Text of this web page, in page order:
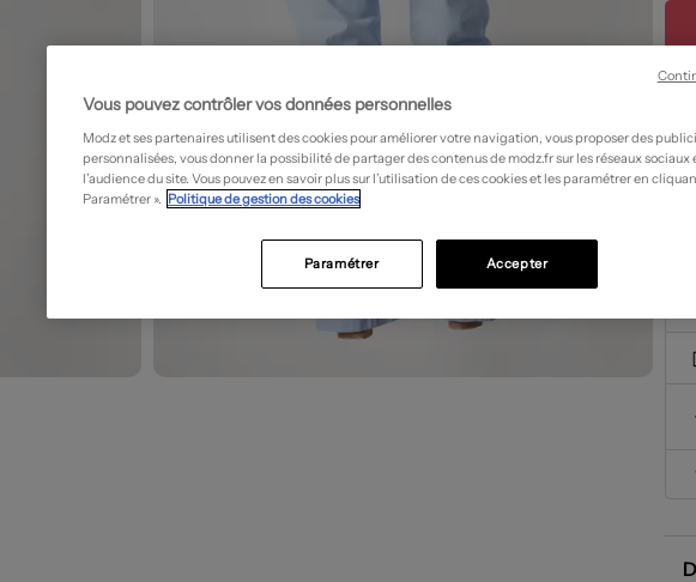
Vous pouvez contrôler vos données personnelles
Modz et ses partenaires utilisent des cookies pour améliorer votre navigation, vous proposer des
personnalisées, vous donner la possibilité de partager des contenus de modz.fr sur les réseaux sociaux
l’audience du site. Vous pouvez en savoir plus sur l’utilisation de ces cookies et les paramétrer en
Paramétrer ». Politique de gestion des cookies
Accepter
Paramétrer